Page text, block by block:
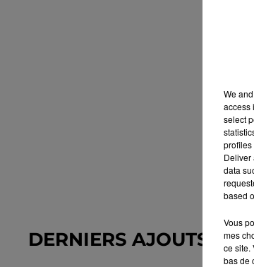
DERNIERS AJOUTS
We and
access
select
profiles
Deliver
data
based
Vous
mes
ce site.
bas de